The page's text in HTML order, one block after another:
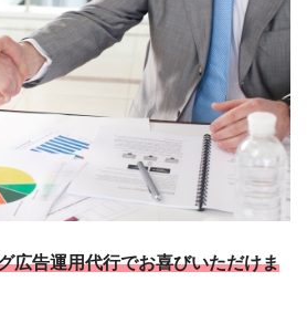
広告運用代行でお喜びいただけま